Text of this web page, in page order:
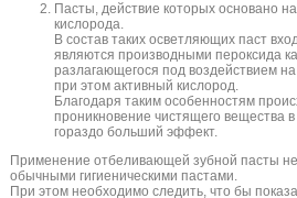
Пасты, действие которых основано
кислорода.
В состав таких осветляющих паст
являются производными пероксида
разлагающегося под воздействием
при этом активный кислород.
Благодаря таким особенностям
проникновение чистящего вещества
гораздо больший эффект.
Применение отбеливающей зубной пасты
обычными гигиеническими пастами.
При этом необходимо следить, что бы